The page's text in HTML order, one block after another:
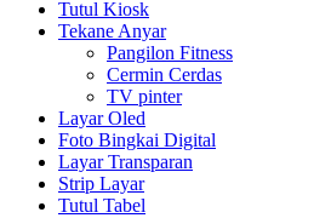
Tutul Kiosk
Tekane Anyar
Pangilon Fitness
Cermin Cerdas
TV pinter
Layar Oled
Foto Bingkai Digital
Layar Transparan
Strip Layar
Tutul Tabel